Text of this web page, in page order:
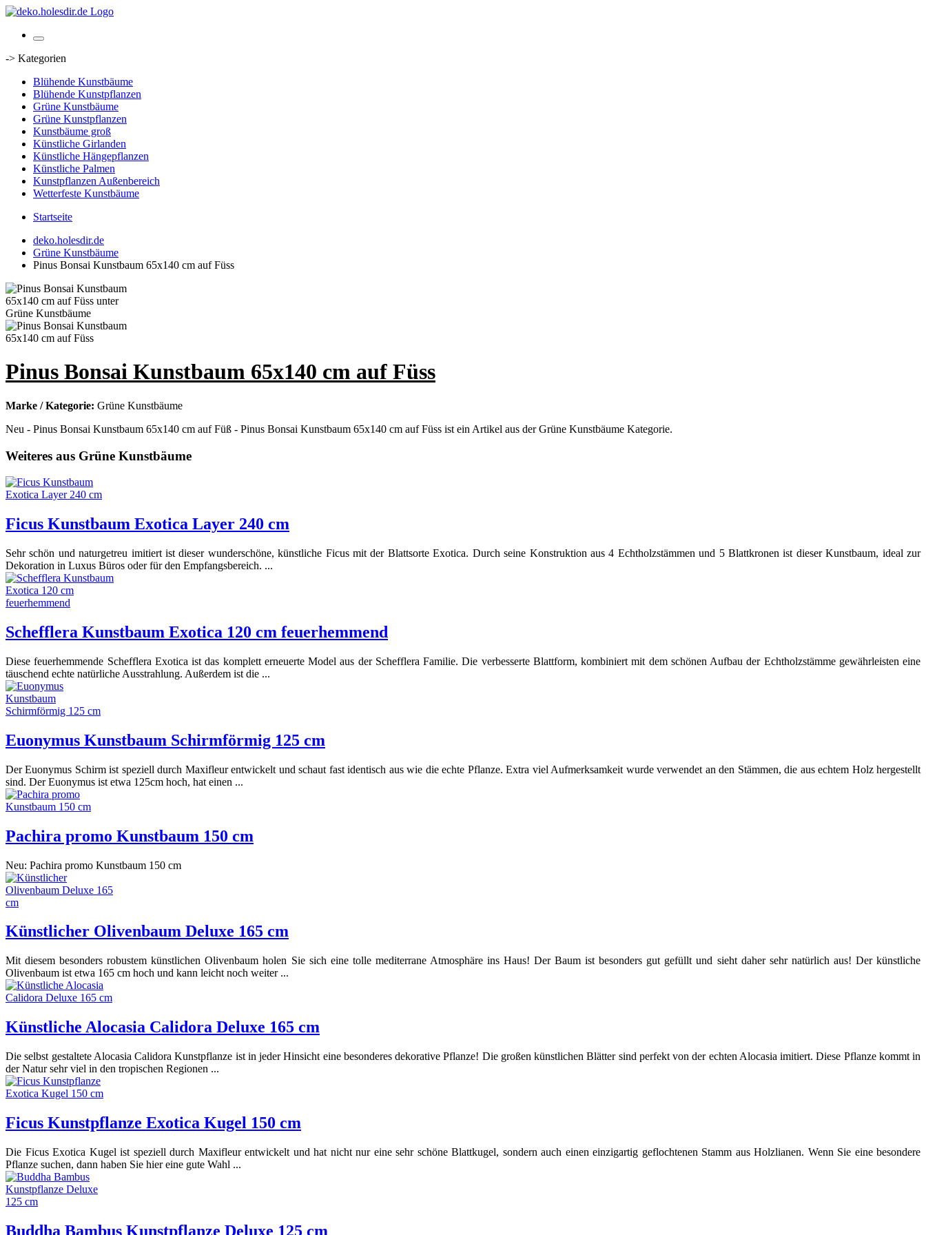
-> Kategorien
Blühende Kunstbäume
Blühende Kunstpflanzen
Grüne Kunstbäume
Grüne Kunstpflanzen
Kunstbäume groß
Künstliche Girlanden
Künstliche Hängepflanzen
Künstliche Palmen
Kunstpflanzen Außenbereich
Wetterfeste Kunstbäume
Startseite
deko.holesdir.de
Grüne Kunstbäume
Pinus Bonsai Kunstbaum 65x140 cm auf Füss
Pinus Bonsai Kunstbaum 65x140 cm auf Füss
Marke / Kategorie: Grüne Kunstbäume
Neu - Pinus Bonsai Kunstbaum 65x140 cm auf Füß - Pinus Bonsai Kunstbaum 65x140 cm auf Füss ist ein Artikel aus der Grüne Kunstbäume Kategorie.
Weiteres aus Grüne Kunstbäume
Ficus Kunstbaum Exotica Layer 240 cm
Sehr schön und naturgetreu imitiert ist dieser wunderschöne, künstliche Ficus mit der Blattsorte Exotica. Durch seine Konstruktion aus 4 Echtholzstämmen und 5 Blattkronen ist dieser Kunstbaum, ideal zur
Dekoration in Luxus Büros oder für den Empfangsbereich. ...
Schefflera Kunstbaum Exotica 120 cm feuerhemmend
Diese feuerhemmende Schefflera Exotica ist das komplett erneuerte Model aus der Schefflera Familie. Die verbesserte Blattform, kombiniert mit dem schönen Aufbau der Echtholzstämme gewährleisten eine
täuschend echte natürliche Ausstrahlung. Außerdem ist die ...
Euonymus Kunstbaum Schirmförmig 125 cm
Der Euonymus Schirm ist speziell durch Maxifleur entwickelt und schaut fast identisch aus wie die echte Pflanze. Extra viel Aufmerksamkeit wurde verwendet an den Stämmen, die aus echtem Holz hergestellt
sind. Der Euonymus ist etwa 125cm hoch, hat einen ...
Pachira promo Kunstbaum 150 cm
Neu: Pachira promo Kunstbaum 150 cm
Künstlicher Olivenbaum Deluxe 165 cm
Mit diesem besonders robustem künstlichen Olivenbaum holen Sie sich eine tolle mediterrane Atmosphäre ins Haus! Der Baum ist besonders gut gefüllt und sieht daher sehr natürlich aus! Der künstliche
Olivenbaum ist etwa 165 cm hoch und kann leicht noch weiter ...
Künstliche Alocasia Calidora Deluxe 165 cm
Die selbst gestaltete Alocasia Calidora Kunstpflanze ist in jeder Hinsicht eine besonderes dekorative Pflanze! Die großen künstlichen Blätter sind perfekt von der echten Alocasia imitiert. Diese Pflanze kommt in
der Natur sehr viel in den tropischen Regionen ...
Ficus Kunstpflanze Exotica Kugel 150 cm
Die Ficus Exotica Kugel ist speziell durch Maxifleur entwickelt und hat nicht nur eine sehr schöne Blattkugel, sondern auch einen einzigartig geflochtenen Stamm aus Holzlianen. Wenn Sie eine besondere
Pflanze suchen, dann haben Sie hier eine gute Wahl ...
Buddha Bambus Kunstpflanze Deluxe 125 cm